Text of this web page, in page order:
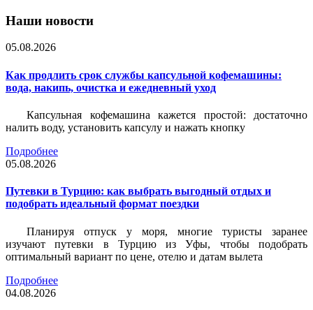
Наши новости
05.08.2026
Как продлить срок службы капсульной кофемашины:
вода, накипь, очистка и ежедневный уход
Капсульная кофемашина кажется простой: достаточно
налить воду, установить капсулу и нажать кнопку
Подробнее
05.08.2026
Путевки в Турцию: как выбрать выгодный отдых и
подобрать идеальный формат поездки
Планируя отпуск у моря, многие туристы заранее
изучают путевки в Турцию из Уфы, чтобы подобрать
оптимальный вариант по цене, отелю и датам вылета
Подробнее
04.08.2026